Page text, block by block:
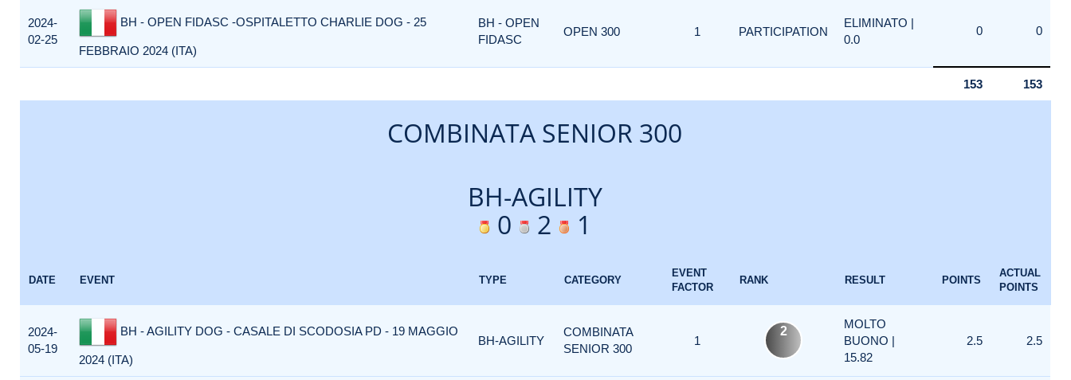
2024-
02-25
BH - OPEN FIDASC -OSPITALETTO CHARLIE DOG - 25
FEBBRAIO 2024 (ITA)
BH - OPEN
FIDASC
OPEN 300 1 PARTICIPATION
ELIMINATO |
0.0
0 0
153 153
COMBINATA SENIOR 300
BH-AGILITY
0
2 1
DATE EVENT TYPE CATEGORY
EVENT
FACTOR
RANK RESULT POINTS
ACTUAL
POINTS
2024-
05-19
BH - AGILITY DOG - CASALE DI SCODOSIA PD - 19 MAGGIO
2024 (ITA)
BH-AGILITY
COMBINATA
SENIOR 300
1
2
MOLTO
BUONO |
15.82
2.5 2.5